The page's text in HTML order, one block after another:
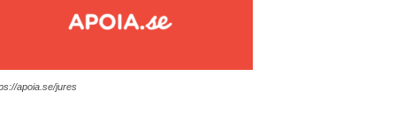
apoia.se/jures